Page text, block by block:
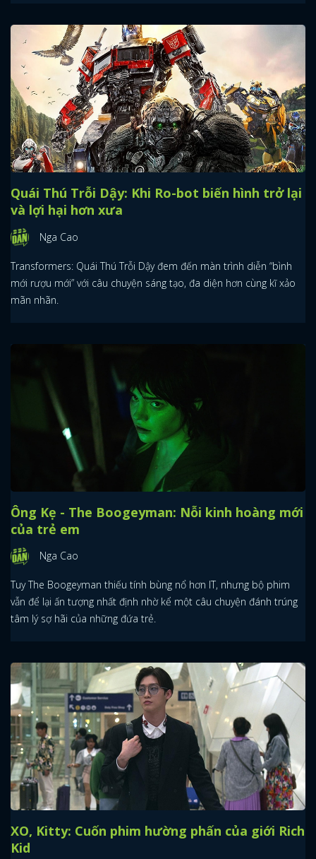
Quái Thú Trỗi Dậy: Khi Ro-bot biến hình trở lại
và lợi hại hơn xưa
Nga Cao
Transformers: Quái Thú Trỗi Dậy đem đến màn trình diễn “bình
mới rượu mới” với câu chuyện sáng tạo, đa diện hơn cùng kĩ xảo
mãn nhãn.
Ông Kẹ - The Boogeyman: Nỗi kinh hoàng mới
của trẻ em
Nga Cao
Tuy The Boogeyman thiếu tính bùng nổ hơn IT, nhưng bộ phim
vẫn để lại ấn tượng nhất định nhờ kể một câu chuyện đánh trúng
tâm lý sợ hãi của những đứa trẻ.
XO, Kitty: Cuốn phim hường phấn của giới Rich
Kid